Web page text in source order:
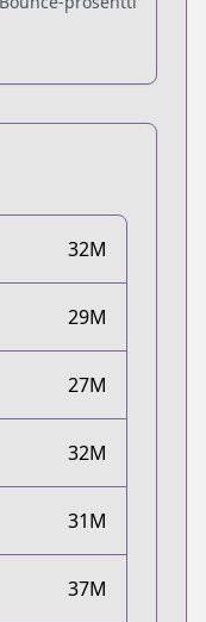
32M
29M
27M
32M
31M
37M